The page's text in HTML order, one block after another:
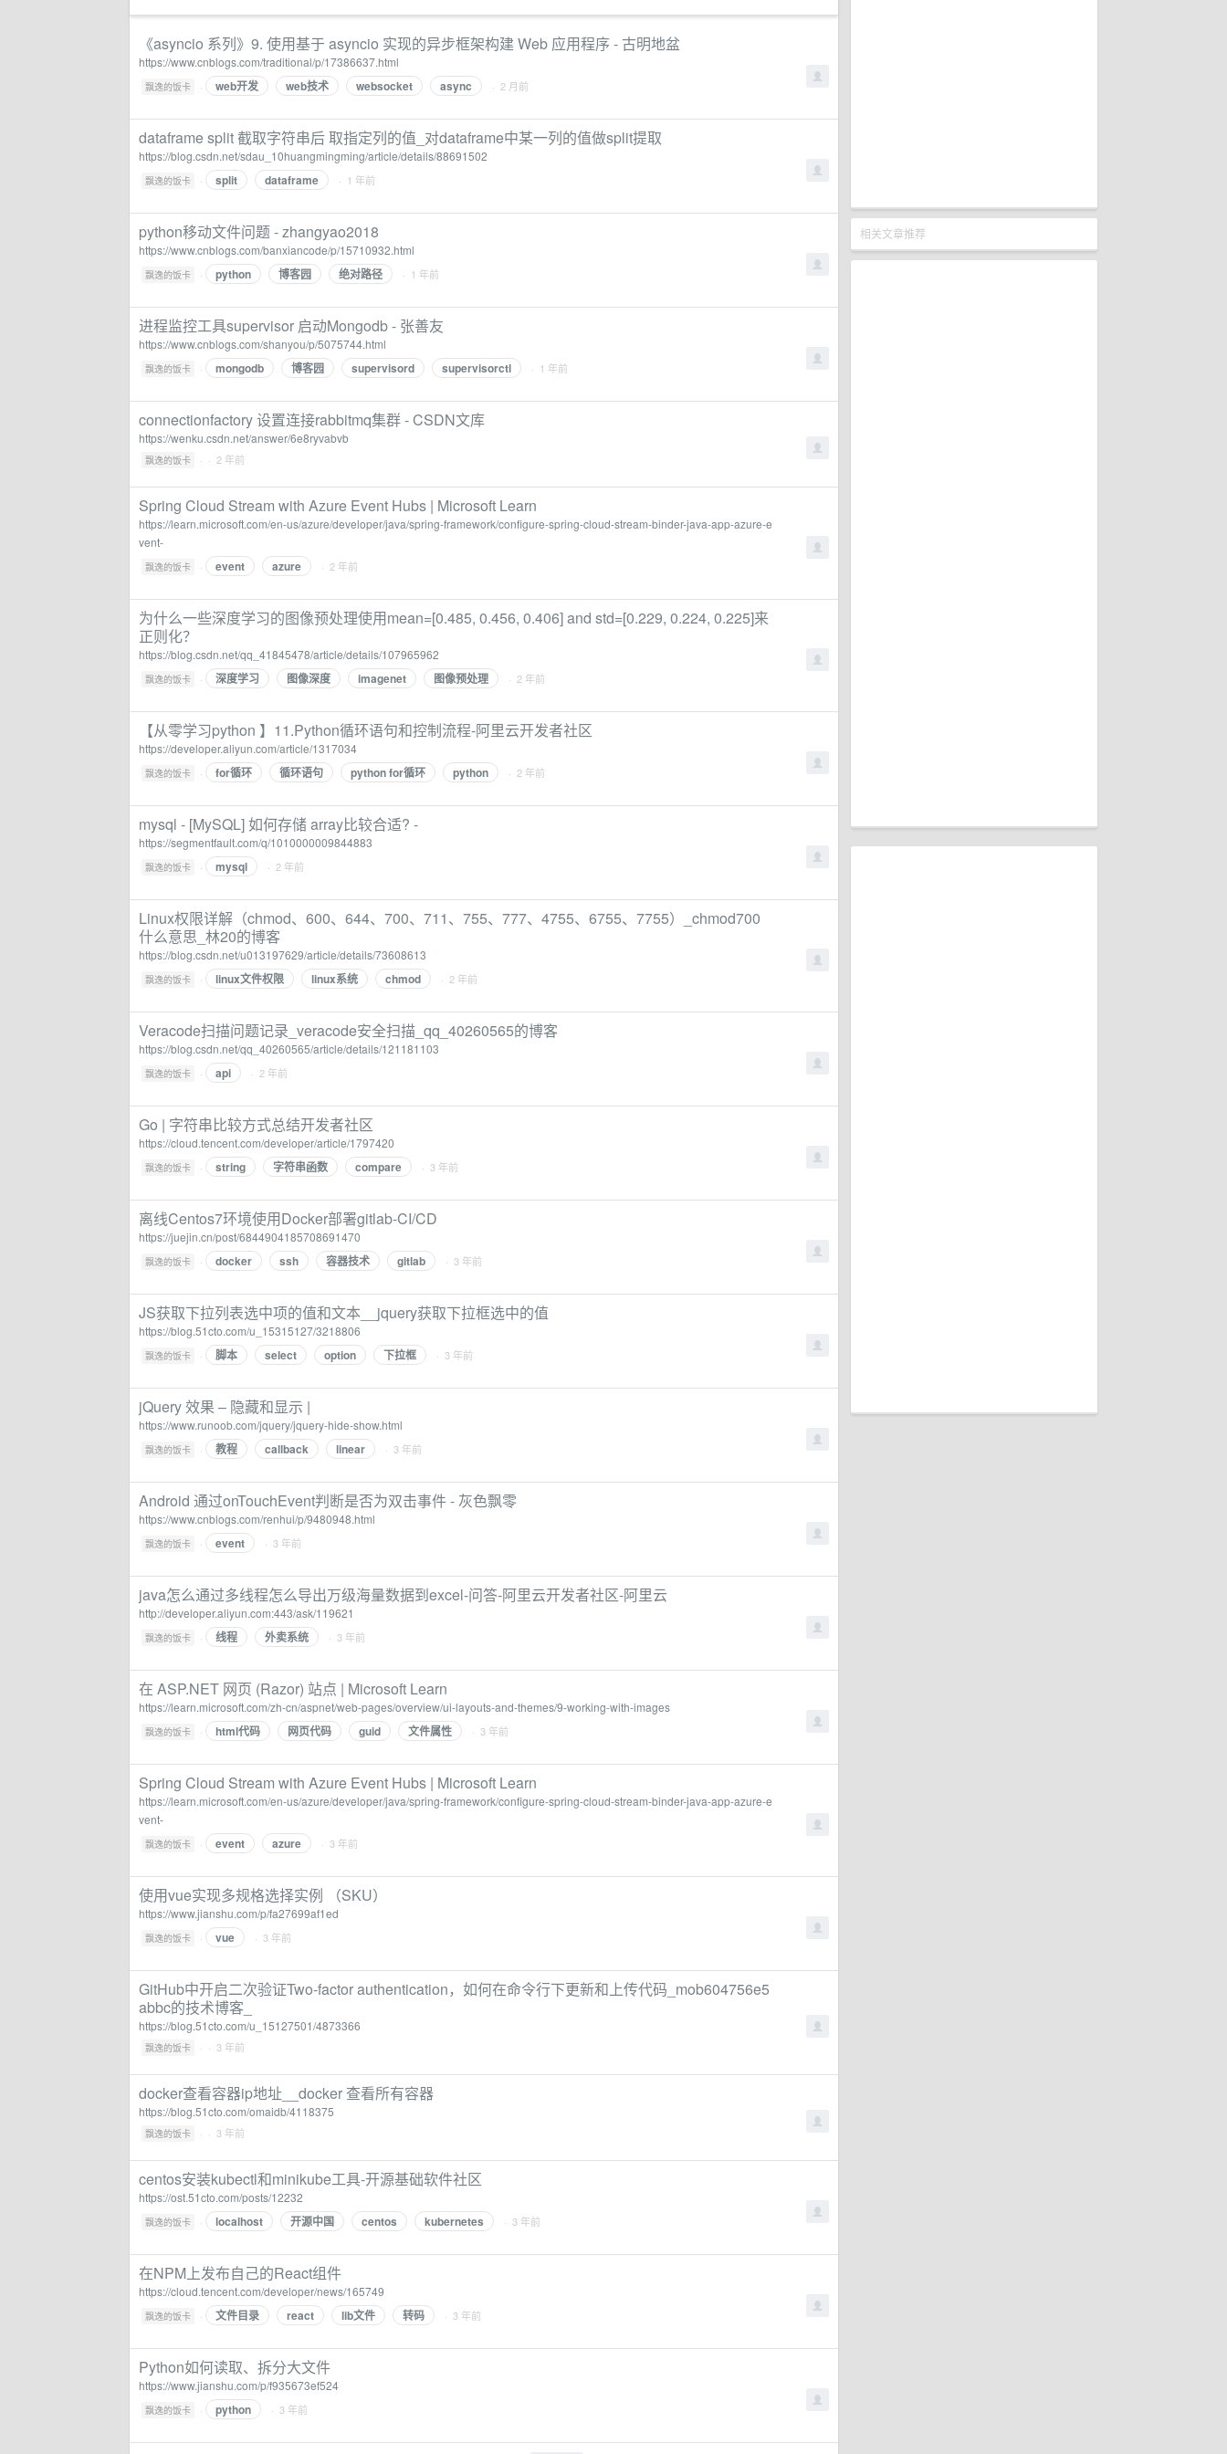
相关文章推荐
《asyncio 系列》9. 使用基于 asyncio 实现的异步框架构建 Web 应用程序 - 古明地盆
https://www.cnblogs.com/traditional/p/17386637.html
飘逸的饭卡 · web开发 web技术 websocket async · 2 月前
dataframe split 截取字符串后 取指定列的值_对dataframe中某一列的值做split提取
https://blog.csdn.net/sdau_10huangmingming/article/details/88691502
飘逸的饭卡 · split dataframe · 1 年前
python移动文件问题 - zhangyao2018
https://www.cnblogs.com/banxiancode/p/15710932.html
飘逸的饭卡 · python 博客园 绝对路径 · 1 年前
进程监控工具supervisor 启动Mongodb - 张善友
https://www.cnblogs.com/shanyou/p/5075744.html
飘逸的饭卡 · mongodb 博客园 supervisord supervisorctl · 1 年前
connectionfactory 设置连接rabbitmq集群 - CSDN文库
https://wenku.csdn.net/answer/6e8ryvabvb
飘逸的饭卡 · · 2 年前
Spring Cloud Stream with Azure Event Hubs | Microsoft Learn
https://learn.microsoft.com/en-us/azure/developer/java/spring-framework/configure-spring-cloud-stream-binder-java-app-azure-e
vent-
飘逸的饭卡 · event azure · 2 年前
为什么一些深度学习的图像预处理使用mean=[0.485, 0.456, 0.406] and std=[0.229, 0.224, 0.225]来
正则化？
https://blog.csdn.net/qq_41845478/article/details/107965962
飘逸的饭卡 · 深度学习 图像深度 imagenet 图像预处理 · 2 年前
【从零学习python 】11.Python循环语句和控制流程-阿里云开发者社区
https://developer.aliyun.com/article/1317034
飘逸的饭卡 · for循环 循环语句 python for循环 python · 2 年前
mysql - [MySQL] 如何存储 array比较合适? -
https://segmentfault.com/q/1010000009844883
飘逸的饭卡 · mysql · 2 年前
Linux权限详解（chmod、600、644、700、711、755、777、4755、6755、7755）_chmod700
什么意思_林20的博客
https://blog.csdn.net/u013197629/article/details/73608613
飘逸的饭卡 · linux文件权限 linux系统 chmod · 2 年前
Veracode扫描问题记录_veracode安全扫描_qq_40260565的博客
https://blog.csdn.net/qq_40260565/article/details/121181103
飘逸的饭卡 · api · 2 年前
Go | 字符串比较方式总结开发者社区
https://cloud.tencent.com/developer/article/1797420
飘逸的饭卡 · string 字符串函数 compare · 3 年前
离线Centos7环境使用Docker部署gitlab-CI/CD
https://juejin.cn/post/6844904185708691470
飘逸的饭卡 · docker ssh 容器技术 gitlab · 3 年前
JS获取下拉列表选中项的值和文本__jquery获取下拉框选中的值
https://blog.51cto.com/u_15315127/3218806
飘逸的饭卡 · 脚本 select option 下拉框 · 3 年前
jQuery 效果 – 隐藏和显示 |
https://www.runoob.com/jquery/jquery-hide-show.html
飘逸的饭卡 · 教程 callback linear · 3 年前
Android 通过onTouchEvent判断是否为双击事件 - 灰色飘零
https://www.cnblogs.com/renhui/p/9480948.html
飘逸的饭卡 · event · 3 年前
java怎么通过多线程怎么导出万级海量数据到excel-问答-阿里云开发者社区-阿里云
http://developer.aliyun.com:443/ask/119621
飘逸的饭卡 · 线程 外卖系统 · 3 年前
在 ASP.NET 网页 (Razor) 站点 | Microsoft Learn
https://learn.microsoft.com/zh-cn/aspnet/web-pages/overview/ui-layouts-and-themes/9-working-with-images
飘逸的饭卡 · html代码 网页代码 guid 文件属性 · 3 年前
Spring Cloud Stream with Azure Event Hubs | Microsoft Learn
https://learn.microsoft.com/en-us/azure/developer/java/spring-framework/configure-spring-cloud-stream-binder-java-app-azure-e
vent-
飘逸的饭卡 · event azure · 3 年前
使用vue实现多规格选择实例 （SKU）
https://www.jianshu.com/p/fa27699af1ed
飘逸的饭卡 · vue · 3 年前
GitHub中开启二次验证Two-factor authentication，如何在命令行下更新和上传代码_mob604756e5
abbc的技术博客_
https://blog.51cto.com/u_15127501/4873366
飘逸的饭卡 · · 3 年前
docker查看容器ip地址__docker 查看所有容器
https://blog.51cto.com/omaidb/4118375
飘逸的饭卡 · · 3 年前
centos安装kubectl和minikube工具-开源基础软件社区
https://ost.51cto.com/posts/12232
飘逸的饭卡 · localhost 开源中国 centos kubernetes · 3 年前
在NPM上发布自己的React组件
https://cloud.tencent.com/developer/news/165749
飘逸的饭卡 · 文件目录 react lib文件 转码 · 3 年前
Python如何读取、拆分大文件
https://www.jianshu.com/p/f935673ef524
飘逸的饭卡 · python · 3 年前